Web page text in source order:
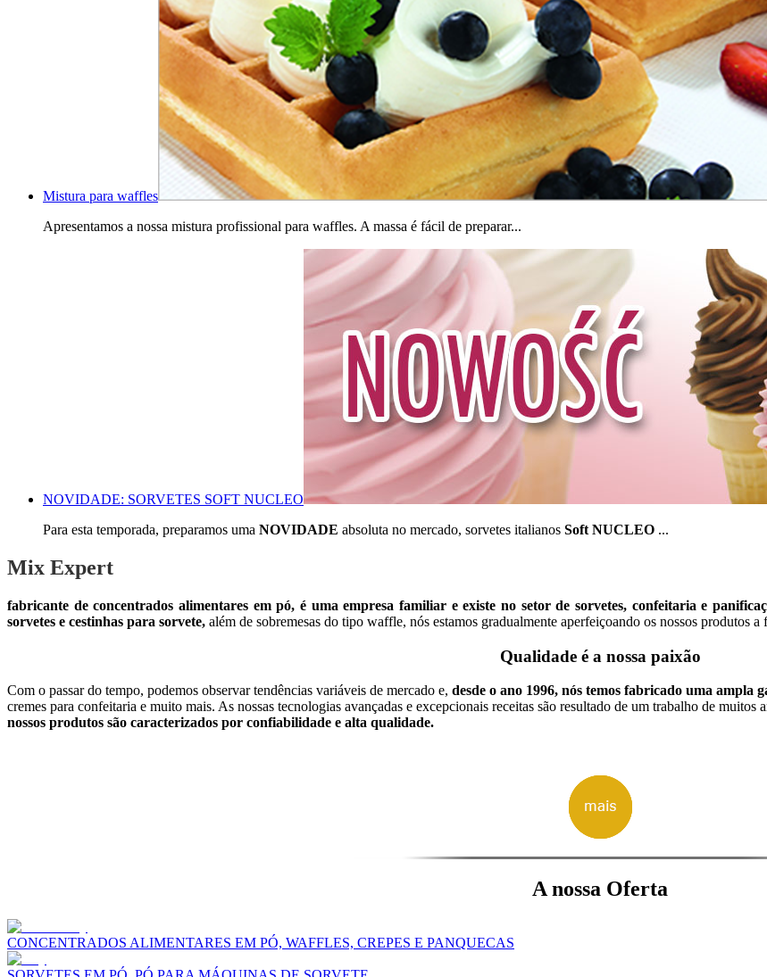
Mistura para waffles
Apresentamos a nossa mistura profissional para waffles. A massa é fácil de preparar...
NOVIDADE: SORVETES SOFT NUCLEO
Para esta temporada, preparamos uma NOVIDADE absoluta no mercado, sorvetes italianos Soft NUCLEO ...
Mix Expert
fabricante de concentrados alimentares em pó, é uma empresa familiar e existe no setor de sorvetes, confeitaria e
sorvetes e cestinhas para sorvete, além de sobremesas do tipo waffle, nós estamos gradualmente aperfeiçoando os nossos produtos
Qualidade é a nossa paixão
Com o passar do tempo, podemos observar tendências variáveis de mercado e, desde o ano 1996, nós temos fabricado uma ampla
cremes para confeitaria e muito mais. As nossas tecnologias avançadas e excepcionais receitas são resultado de um trabalho de muitos
nossos produtos são caracterizados por confiabilidade e alta qualidade.
A nossa Oferta
CONCENTRADOS ALIMENTARES EM PÓ, WAFFLES, CREPES E PANQUECAS